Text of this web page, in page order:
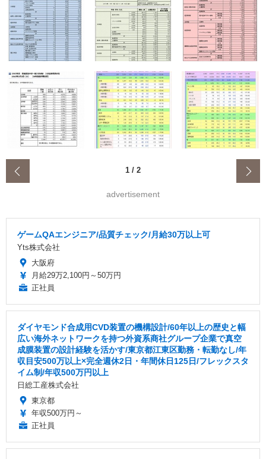
1 / 2
advertisement
ゲームQAエンジニア/品質チェック/月給30万以上可
Yts株式会社
大阪府
月給29万2,100円～50万円
正社員
ダイヤモンド合成用CVD装置の機構設計/60年以上の歴史と幅
広い海外ネットワークを持つ外資系商社グループ企業で真空
成膜装置の設計経験を活かす/東京都江東区勤務・転勤なし/年
収目安500万以上×完全週休2日・年間休日125日/フレックスタ
イム制/年収500万円以上
日総工産株式会社
東京都
年収500万円～
正社員